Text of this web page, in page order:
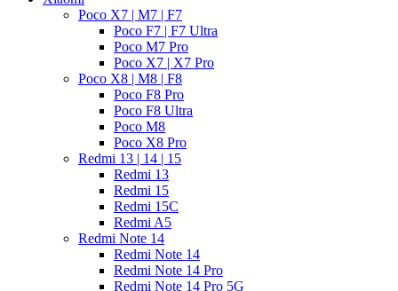
Poco X7 | M7 | F7
Poco F7 | F7 Ultra
Poco M7 Pro
Poco X7 | X7 Pro
Poco X8 | M8 | F8
Poco F8 Pro
Poco F8 Ultra
Poco M8
Poco X8 Pro
Redmi 13 | 14 | 15
Redmi 13
Redmi 15
Redmi 15C
Redmi A5
Redmi Note 14
Redmi Note 14
Redmi Note 14 Pro
Redmi Note 14 Pro 5G